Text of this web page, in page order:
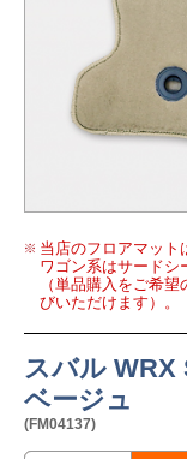
当店のフロアマット
ワゴン系はサードシ
（単品購入をご希
びいただけます）。
スバル WRX
ベージュ
(FM04137)